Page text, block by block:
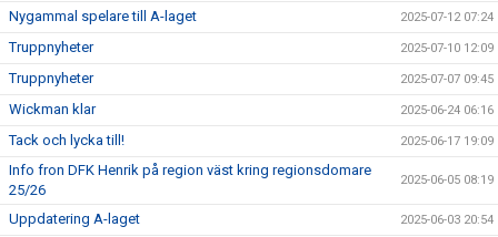
Nygammal spelare till A-laget 2025-07-12 07:24
Truppnyheter 2025-07-10 12:09
Truppnyheter 2025-07-07 09:45
Wickman klar 2025-06-24 06:16
Tack och lycka till! 2025-06-17 19:09
Info fron DFK Henrik på region väst kring regionsdomare
25/26
2025-06-05 08:19
Uppdatering A-laget 2025-06-03 20:54